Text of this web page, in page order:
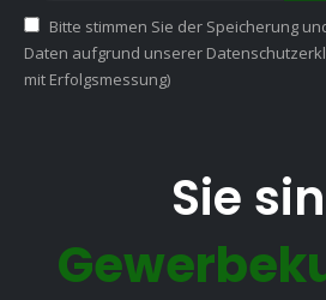
Bitte stimmen Sie der Speicherung
Daten aufgrund unserer
mit Erfolgsmessung)
Sie